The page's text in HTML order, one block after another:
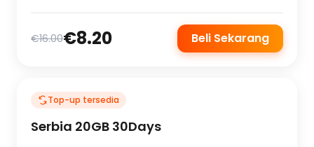
€16.00€8.20 Beli Sekarang
Top-up tersedia
Serbia 20GB 30Days